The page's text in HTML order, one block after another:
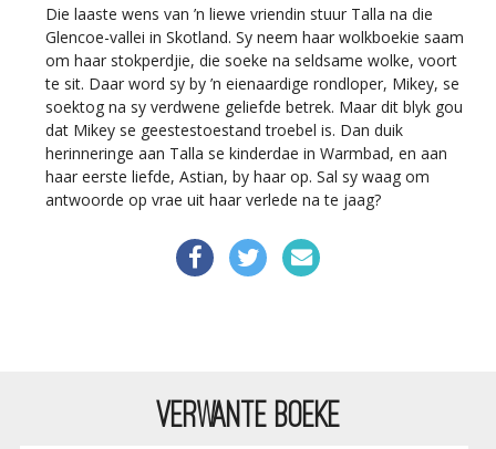
Die laaste wens van ’n liewe vriendin stuur Talla na die
Glencoe-vallei in Skotland. Sy neem haar wolkboekie saam
om haar stokperdjie, die soeke na seldsame wolke, voort
te sit. Daar word sy by ’n eienaardige rondloper, Mikey, se
soektog na sy verdwene geliefde betrek. Maar dit blyk gou
dat Mikey se geestestoestand troebel is. Dan duik
herinneringe aan Talla se kinderdae in Warmbad, en aan
haar eerste liefde, Astian, by haar op. Sal sy waag om
antwoorde op vrae uit haar verlede na te jaag?
VERWANTE BOEKE